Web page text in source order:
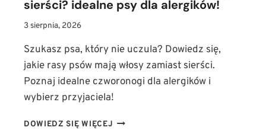
sierści? idealne psy dla alergików!
3 sierpnia, 2026
Szukasz psa, który nie uczula? Dowiedz się,
jakie rasy psów mają włosy zamiast sierści.
Poznaj idealne czworonogi dla alergików i
wybierz przyjaciela!
DOWIEDZ SIĘ WIĘCEJ JAKIE